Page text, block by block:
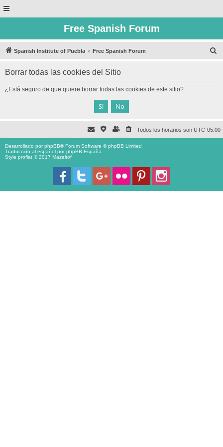
Free Spanish Forum
Spanish Institute of Puebla Free Spanish Forum
Borrar todas las cookies del Sitio
¿Está seguro de que quiere borrar todas las cookies de este sitio?
Todos los horarios son UTC-05:00
Desarrollado porphpBB® Forum Software © phpBB Limited
Traducción al español porphpBB España
Style proflat © 2017 Mazeltof